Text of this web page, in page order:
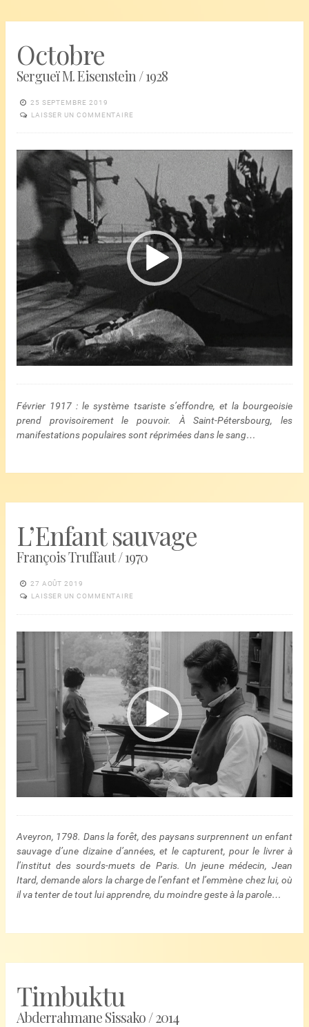
Octobre
Sergueï M. Eisenstein / 1928
25 SEPTEMBRE 2019
LAISSER UN COMMENTAIRE
Lecteur
vidéo
Février 1917 : le système tsariste s’effondre, et la bourgeoisie
prend provisoirement le pouvoir. À Saint-Pétersbourg, les
manifestations populaires sont réprimées dans le sang…
L’Enfant sauvage
François Truffaut / 1970
27 AOÛT 2019
LAISSER UN COMMENTAIRE
vidéo
Aveyron, 1798. Dans la forêt, des paysans surprennent un enfant
sauvage d’une dizaine d’années, et le capturent, pour le livrer à
l’institut des sourds-muets de Paris. Un jeune médecin, Jean
Itard, demande alors la charge de l’enfant et l’emmène chez lui, où
il va tenter de tout lui apprendre, du moindre geste à la parole…
Timbuktu
Abderrahmane Sissako / 2014